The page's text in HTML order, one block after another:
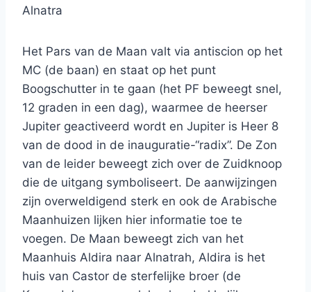
Alnatra
Het Pars van de Maan valt via antiscion op het
MC (de baan) en staat op het punt
Boogschutter in te gaan (het PF beweegt snel,
12 graden in een dag), waarmee de heerser
Jupiter geactiveerd wordt en Jupiter is Heer 8
van de dood in de inauguratie-“radix”. De Zon
van de leider beweegt zich over de Zuidknoop
die de uitgang symboliseert. De aanwijzingen
zijn overweldigend sterk en ook de Arabische
Maanhuizen lijken hier informatie toe te
voegen. De Maan beweegt zich van het
Maanhuis Aldira naar Alnatrah, Aldira is het
huis van Castor de sterfelijke broer (de